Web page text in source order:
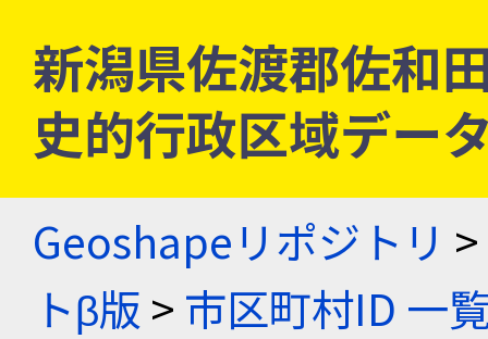
新潟県佐渡郡佐和
史的行政区域デー
Geoshapeリポジトリ >
トβ版 > 市区町村ID 一